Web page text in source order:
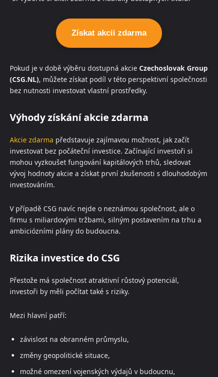
Získat akcii zdarma
Pokud je v době výběru dostupná akcie Czechoslovak Group
(CSG.NL), můžete získat podíl v této perspektivní společnosti
bez nutnosti investovat vlastní prostředky.
Výhody získání akcie zdarma
Akcie zdarma představuje zajímavou možnost, jak začít
investovat bez počáteční investice. Začínající investoři si
mohou vyzkoušet fungování kapitálových trhů, sledovat
vývoj hodnoty akcie a získat první zkušenosti s dlouhodobým
investováním.
V případě CSG navíc nejde o neznámou společnost, ale o
firmu s miliardovými tržbami, silným postavením na trhu a
ambiciózními plány do budoucna.
Rizika investice do CSG
Přestože má společnost atraktivní růstový potenciál,
investoři by měli počítat také s riziky.
Mezi hlavní patří:
závislost na obranném průmyslu,
změny geopolitické situace,
možné omezení vojenských výdajů v budoucnu,